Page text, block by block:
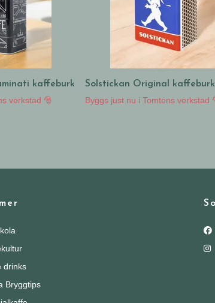
kaffeburk
verkstad 🎅
Solstickan Original kaffeburk
Byggs just nu i Tomtens verkstad
drinks
Bryggtips